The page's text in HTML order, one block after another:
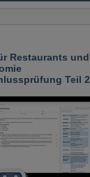
Restaurants und
Teil 2